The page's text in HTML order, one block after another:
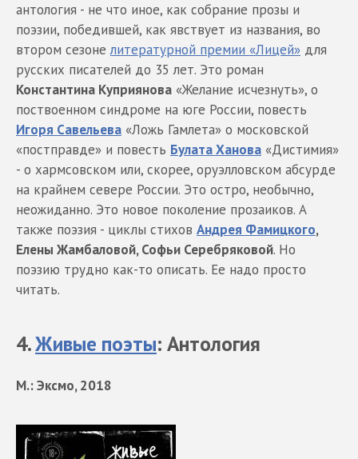
антология - не что иное, как собрание прозы и
поэзии, победившей, как явствует из названия, во
втором сезонелитературной премии «Лицей» для
русских писателей до 35 лет. Это роман
Константина Куприянова «Желание исчезнуть», о
поствоенном синдроме на юге России, повесть
Игоря Савельева «Ложь Гамлета» о московской
«постправде» и повесть Булата Ханова «Дистимия»
- о хармсовском или, скорее, оруэлловском абсурде
на крайнем севере России. Это остро, необычно,
неожиданно. Это новое поколение прозаиков. А
также поэзия - циклы стихов Андрея Фамицкого,
Елены Жамбаловой, Софьи Серебряковой. Но
поэзию трудно как-то описать. Ее надо просто
читать.
4.Живые поэты: Антология
М.: Эксмо, 2018